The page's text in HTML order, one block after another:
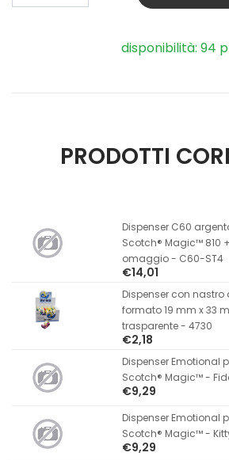
disponibilità: 94
PRODOTTI
Dispenser C60
Scotch® Magic™ 810
omaggio - C60-ST4
€14,01
Dispenser con nastro
formato 19 mm x 33
trasparente - 4730
€2,18
Dispenser Emotional
Scotch® Magic™ -
€9,29
Dispenser Emotional
Scotch® Magic™ -
€9,29